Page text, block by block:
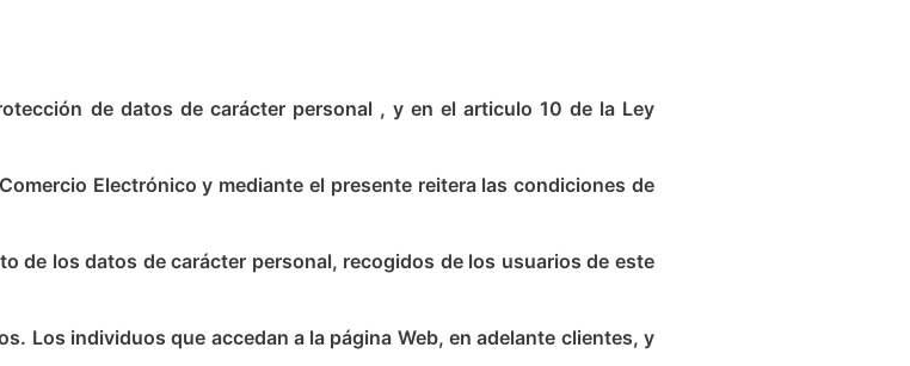
de datos de carácter personal , y en el articulo 10 de la Ley
Electrónico y mediante el presente reitera las condiciones de
de los datos de carácter personal, recogidos de los usuarios de este
Los individuos que accedan a la página Web, en adelante clientes, y